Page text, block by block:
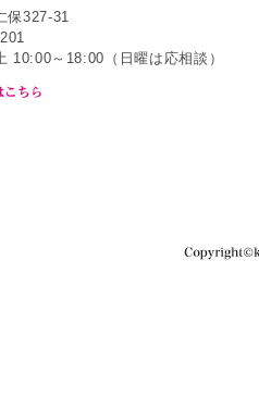
保327-31
10:00～18:00（日曜は応相談）